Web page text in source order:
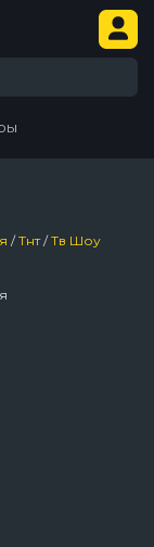
/Тнт/Тв Шоу